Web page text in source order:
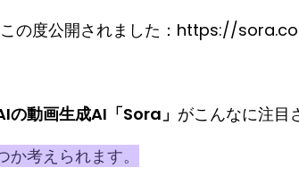
の度公開されました：https://
の動画生成AI「Sora」 がこんなに注目
考えられます。